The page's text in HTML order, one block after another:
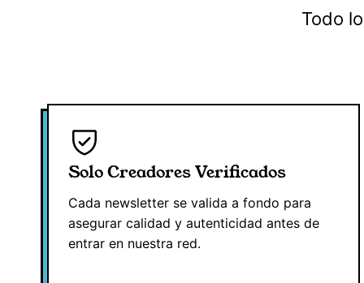
Todo
Solo Creadores Verificados
Cada newsletter se valida a fondo para
asegurar calidad y autenticidad antes de
entrar en nuestra red.